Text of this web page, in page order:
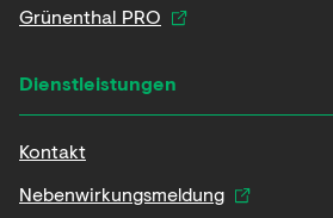
Grünenthal PRO
Dienstleistungen
Kontakt
Nebenwirkungsmeldung